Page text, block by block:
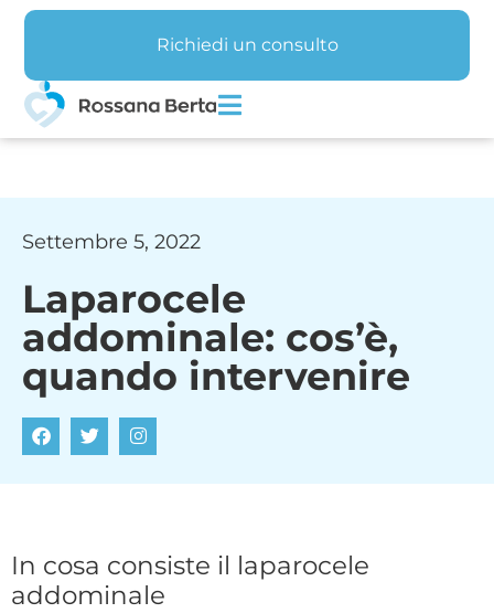
Richiedi un consulto
Settembre 5, 2022
Laparocele
addominale: cos’è,
quando intervenire
In cosa consiste il laparocele
addominale